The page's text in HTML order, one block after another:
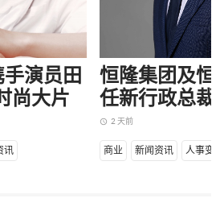
手演员田
尚大片
讯
恒隆集团及恒
任新行政总裁
access_time 2 天前
商业 新闻资讯 人事变动